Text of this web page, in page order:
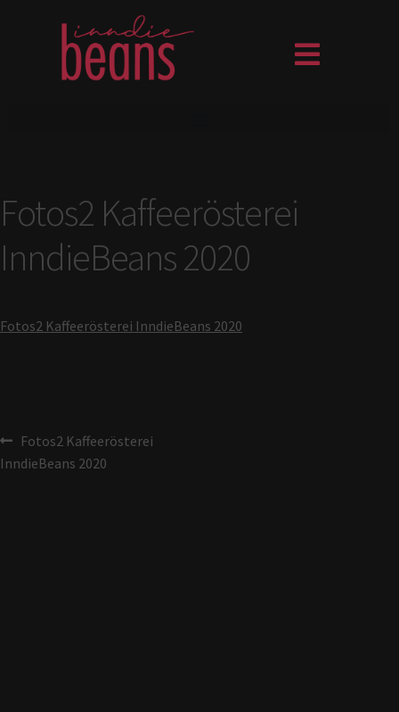
Fotos2 Kaffeerösterei
InndieBeans 2020
Fotos2 Kaffeerösterei InndieBeans 2020
Fotos2 Kaffeerösterei
InndieBeans 2020